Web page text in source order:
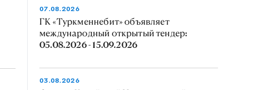
07.08.2026
ГК «Туркменнебит» объявляет
международный открытый тендер:
05.08.2026 - 15.09.2026
03.08.2026